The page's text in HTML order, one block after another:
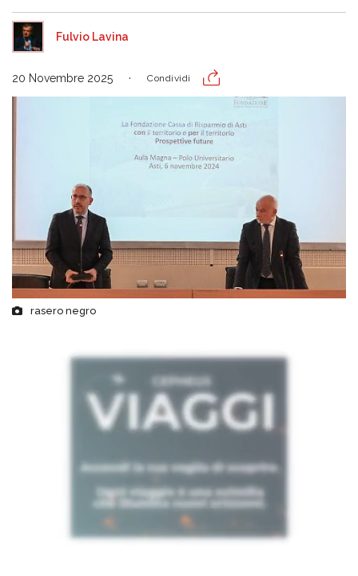
Fulvio Lavina
20 Novembre 2025 Condividi
rasero negro